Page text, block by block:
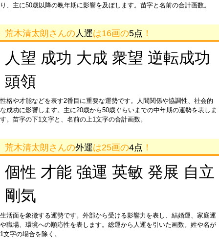
り、主に50歳以降の晩年期に影響を及ぼします。苗字と名前の合計画数。
荒木清太朗さんの 人運は16画の5点 ！
人望 成功 大成 衆望 逆転成功
頭領
性格や才能などを表す2番目に重要な運勢です。人間関係や協調性、社会的
な成功に影響します。主に20歳から50歳ぐらいまでの中年期の運勢を表しま
す。苗字の下1文字と、名前の上1文字の合計画数。
荒木清太朗さんの外運は25画の4点 ！
個性 才能 強運 英敏 発展 自立
剛気
生活面を象徴する運勢です。外部から受ける影響力を表し、結婚運、家庭運
や職場、環境への順応性を表します。総運から人運を引いた画数。姓や名が
1文字の場合を除く。